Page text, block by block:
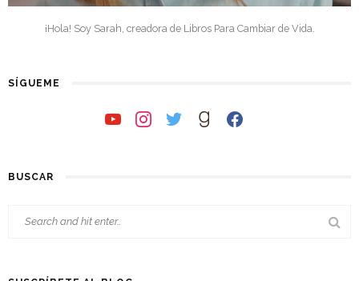
¡Hola! Soy Sarah, creadora de Libros Para Cambiar de Vida.
SÍGUEME
youtubeinstagramtwittergoodreadsfacebook
BUSCAR